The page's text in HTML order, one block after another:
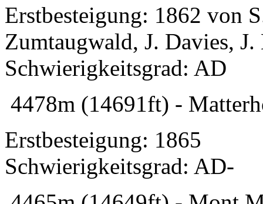
Erstbesteigung: 1862 von
Zumtaugwald, J. Davies,
Schwierigkeitsgrad: AD
4478m (14691ft) -
Erstbesteigung: 1865
Schwierigkeitsgrad: AD-